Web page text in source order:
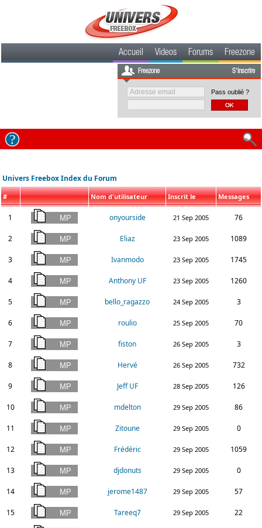
Accueil Videos Forums Freezone
Freezone S'inscrire
Pass oublié ?
Univers Freebox Index du Forum
# Nom d'utilisateur Inscrit le Messages
1 onyourside 21 Sep 2005 76
2 Eliaz 23 Sep 2005 1089
3 Ivanmodo 23 Sep 2005 1745
4 Anthony UF 23 Sep 2005 1260
5 bello_ragazzo 24 Sep 2005 3
6 roulio 25 Sep 2005 70
7 fiston 26 Sep 2005 3
8 Hervé 26 Sep 2005 732
9 Jeff UF 28 Sep 2005 126
10 mdelton 29 Sep 2005 86
11 Zitoune 29 Sep 2005 0
12 Frédéric 29 Sep 2005 1059
13 djdonuts 29 Sep 2005 0
14 jerome1487 29 Sep 2005 57
15 Tareeq7 29 Sep 2005 22